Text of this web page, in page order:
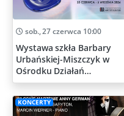
sob., 27 czerwca 10:00
Wystawa szkła Barbary
Urbańskiej-Miszczyk w
Ośrodku Działań
Artystycznych
KONCERTY